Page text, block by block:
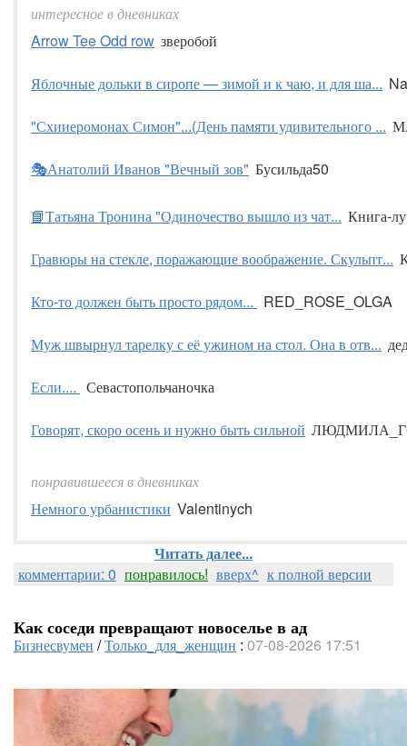
интересное в дневниках
Arrow Tee Odd row зверобой
Яблочные дольки в сиропе — зимой и к чаю, и для ша...
"Схииеромонах Симон"...(День памяти удивительного ...
🎭Анатолий Иванов "Вечный зов" Бусильда50
📘Татьяна Тронина "Одиночество вышло из чат... Книга-
Гравюры на стекле, поражающие воображение. Скульпт...
Кто-то должен быть просто рядом... RED_ROSE_OLGA
Муж швырнул тарелку с её ужином на стол. Она в отв...
Если.... Севастопольчаночка
Говорят, скоро осень и нужно быть сильной
понравившееся в дневниках
Немного урбанистики Valentinych
Читать далее...
комментарии: 0 понравилось! вверх^ к полной версии
Как соседи превращают новоселье в ад
Бизнесвумен /Только_для_женщин : 07-08-2026 17:51